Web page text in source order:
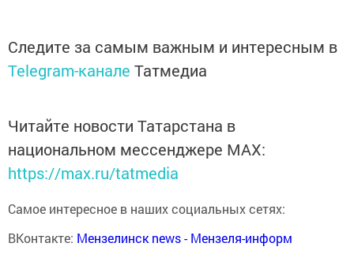
Следите за самым важным и интересным в
Telegram-канале Татмедиа
Читайте новости Татарстана в
национальном мессенджере MАХ:
https://max.ru/tatmedia
Самое интересное в наших социальных сетях:
ВКонтакте: Мензелинск news - Мензеля-информ